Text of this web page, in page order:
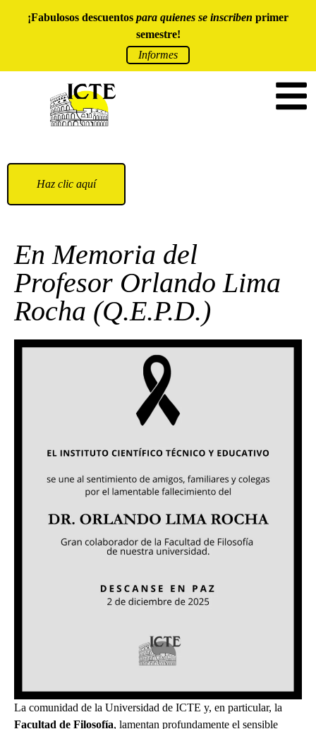
¡Fabulosos descuentos para quienes se inscriben primer
semestre!
Informes
Haz clic aquí
En Memoria del
Profesor Orlando Lima
Rocha (Q.E.P.D.)
La comunidad de la Universidad de ICTE y, en particular, la
Facultad de Filosofía, lamentan profundamente el sensible